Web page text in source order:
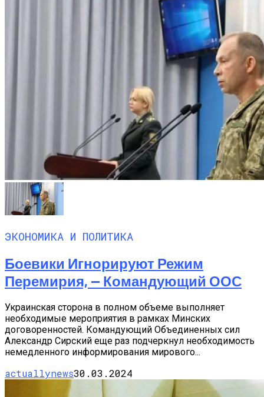
ЭКОНОМИКА И ПОЛИТИКА
Боевики Игнорируют Режим
Перемирия, — Командующий ООС
Украинская сторона в полном объеме выполняет
необходимые мероприятия в рамках Минских
договоренностей. Командующий Объединенных сил
Александр Сирский еще раз подчеркнул необходимость
немедленного информирования мирового...
actuallynews30.03.2024